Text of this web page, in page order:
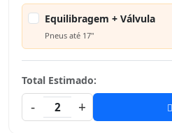
Equilibragem + Válvula
Pneus até 17"
Total Estimado:
-
2 +